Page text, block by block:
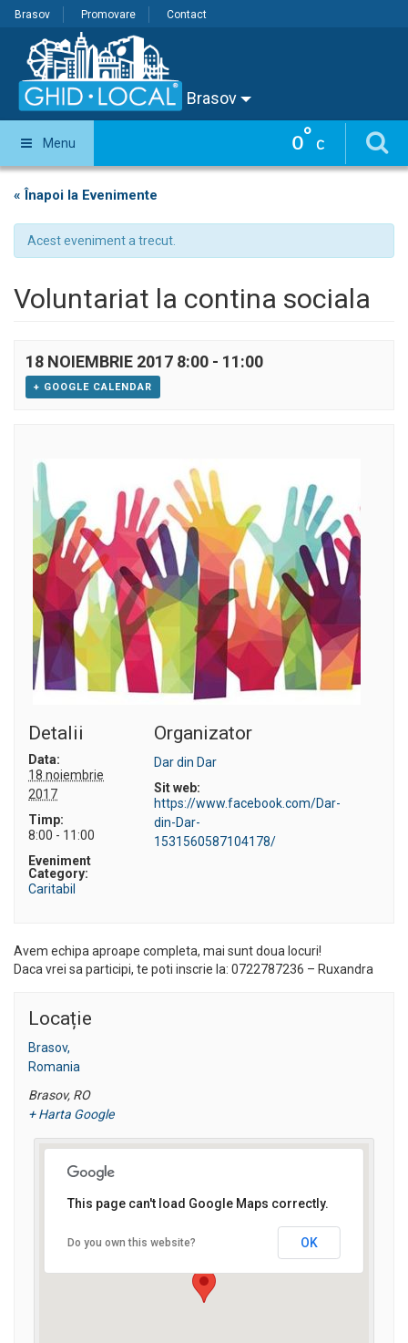
Brasov Promovare Contact
Brasov
0° C
Menu
« Înapoi la Evenimente
Acest eveniment a trecut.
Voluntariat la contina sociala
18 NOIEMBRIE 2017 8:00 - 11:00
+ GOOGLE CALENDAR
Detalii
Data:
18 noiembrie
2017
Timp:
8:00 - 11:00
Eveniment
Category:
Caritabil
Organizator
Dar din Dar
Sit web:
https://www.facebook.com/Dar-
din-Dar-
1531560587104178/
Avem echipa aproape completa, mai sunt doua locuri!
Daca vrei sa participi, te poti inscrie la: 0722787236 – Ruxandra
Locație
Brasov,
Romania
Brasov, RO
+ Harta Google
This page can't load Google Maps correctly.
Do you own this website? OK